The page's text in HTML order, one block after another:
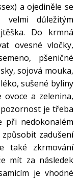
a ojediněle se
důležitým
Do krmná
ovesné vločky,
pšeničné
sojová mouka,
sušené byliny
ovoce a zelenina,
je třeba
při nedokonalém
zadušení
také zkrmování
mít za následek
je vhodné